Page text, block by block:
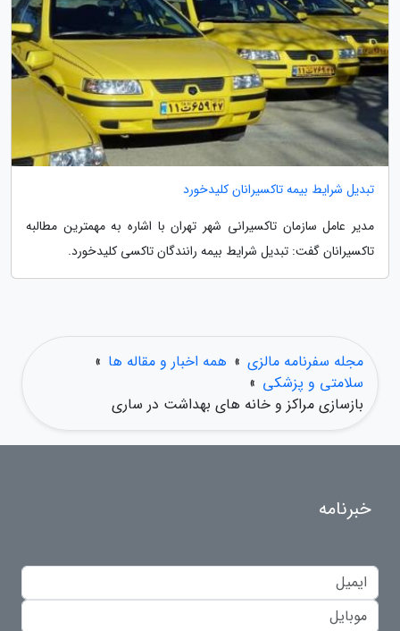
تبدیل شرایط بیمه تاکسیرانان کلیدخورد
مدیر عامل سازمان تاکسیرانی شهر تهران با اشاره به مهمترین مطالبه
تاکسیرانان گفت: تبدیل شرایط بیمه رانندگان تاکسی کلیدخورد.
مجله سفرنامه مالزی » همه اخبار و مقاله ها »
سلامتی و پزشکی »
بازسازی مراکز و خانه های بهداشت در ساری
خبرنامه